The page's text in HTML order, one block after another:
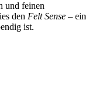
und feinen
den Felt Sense – ein
ist.